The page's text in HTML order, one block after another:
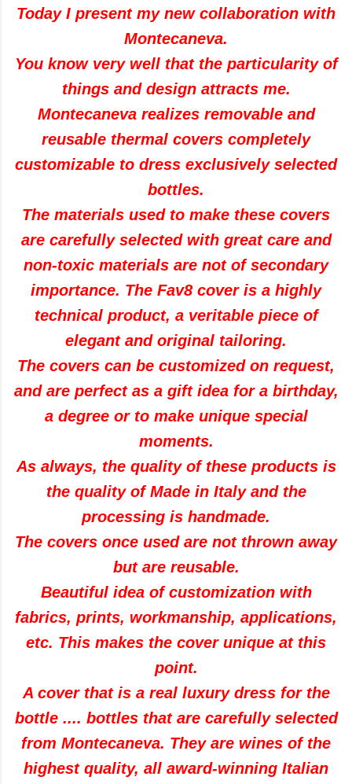
Today I present my new collaboration with
Montecaneva.
You know very well that the particularity of
things and design attracts me.
Montecaneva realizes removable and
reusable thermal covers completely
customizable to dress exclusively selected
bottles.
The materials used to make these covers
are carefully selected with great care and
non-toxic materials are not of secondary
importance. The Fav8 cover is a highly
technical product, a veritable piece of
elegant and original tailoring.
The covers can be customized on request,
and are perfect as a gift idea for a birthday,
a degree or to make unique special
moments.
As always, the quality of these products is
the quality of Made in Italy and the
processing is handmade.
The covers once used are not thrown away
but are reusable.
Beautiful idea of customization with
fabrics, prints, workmanship, applications,
etc. This makes the cover unique at this
point.
A cover that is a real luxury dress for the
bottle .... bottles that are carefully selected
from Montecaneva. They are wines of the
highest quality, all award-winning Italian